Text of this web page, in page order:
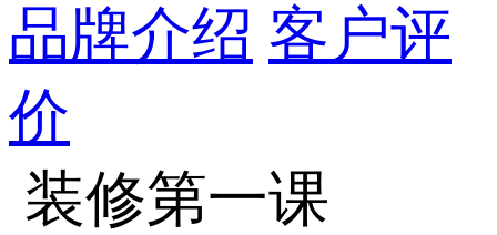
品牌介绍 客户评
价
装修第一课